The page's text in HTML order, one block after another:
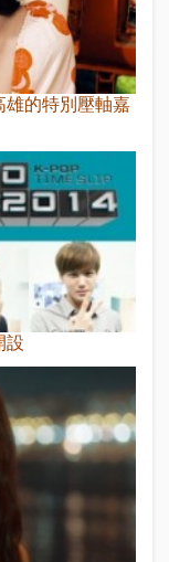
雄的特別壓軸嘉
設